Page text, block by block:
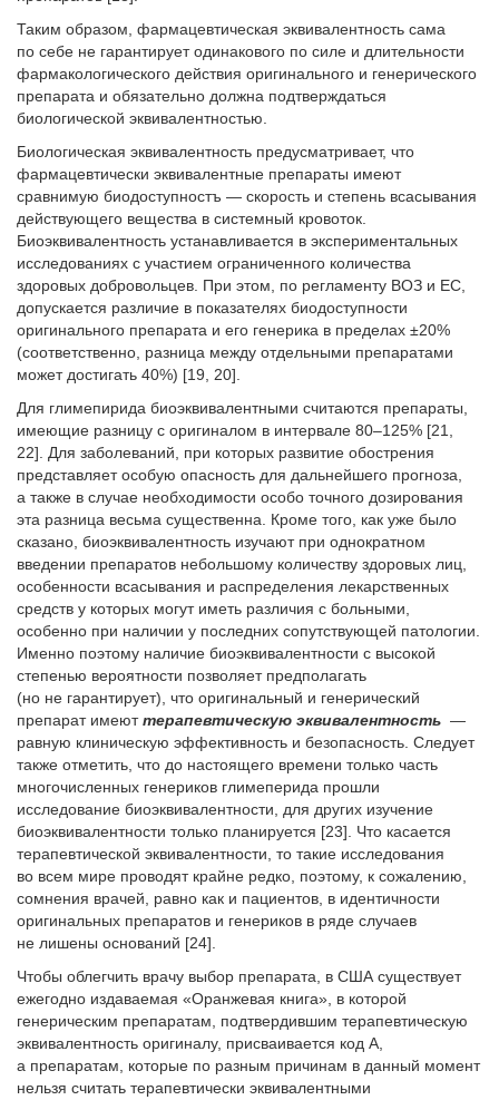
Таким образом, фармацевтическая эквивалентность сама
по себе не гарантирует одинакового по силе и длительности
фармакологического действия оригинального и генерического
препарата и обязательно должна подтверждаться
биологической эквивалентностью.
Биологическая эквивалентность предусматривает, что
фармацевтически эквивалентные препараты имеют
сравнимую биодоступностъ — скорость и степень всасывания
действующего вещества в системный кровоток.
Биоэквивалентность устанавливается в экспериментальных
исследованиях с участием ограниченного количества
здоровых добровольцев. При этом, по регламенту ВОЗ и ЕС,
допускается различие в показателях биодоступности
оригинального препарата и его генерика в пределах ±20%
(соответственно, разница между отдельными препаратами
может достигать 40%) [19, 20].
Для глимепирида биоэквивалентными считаются препараты,
имеющие разницу с оригиналом в интервале 80–125% [21,
22]. Для заболеваний, при которых развитие обострения
представляет особую опасность для дальнейшего прогноза,
а также в случае необходимости особо точного дозирования
эта разница весьма существенна. Кроме того, как уже было
сказано, биоэквивалентность изучают при однократном
введении препаратов небольшому количеству здоровых лиц,
особенности всасывания и распределения лекарственных
средств у которых могут иметь различия с больными,
особенно при наличии у последних сопутствующей патологии.
Именно поэтому наличие биоэквивалентности с высокой
степенью вероятности позволяет предполагать
(но не гарантирует), что оригинальный и генерический
препарат имеюттерапевтическую эквивалентность —
равную клиническую эффективность и безопасность. Следует
также отметить, что до настоящего времени только часть
многочисленных генериков глимеперида прошли
исследование биоэквивалентности, для других изучение
биоэквивалентности только планируется [23]. Что касается
терапевтической эквивалентности, то такие исследования
во всем мире проводят крайне редко, поэтому, к сожалению,
сомнения врачей, равно как и пациентов, в идентичности
оригинальных препаратов и генериков в ряде случаев
не лишены оснований [24].
Чтобы облегчить врачу выбор препарата, в США существует
ежегодно издаваемая «Оранжевая книга», в которой
генерическим препаратам, подтвердившим терапевтическую
эквивалентность оригиналу, присваивается код А,
а препаратам, которые по разным причинам в данный момент
нельзя считать терапевтически эквивалентными